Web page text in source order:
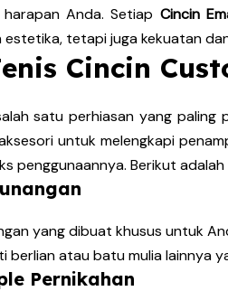
Anda. Setiap Cincin
estetika, tetapi juga kekuatan
Cincin
satu perhiasan yang
untuk melengkapi
penggunaannya. Berikut
yang dibuat khusus untuk
atau batu mulia lainnya
Pernikahan